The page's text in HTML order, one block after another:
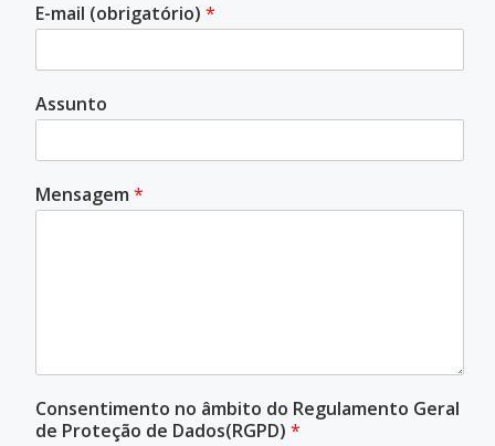
E-mail (obrigatório) *
Assunto
Mensagem *
Consentimento no âmbito do Regulamento Geral
de Proteção de Dados(RGPD) *